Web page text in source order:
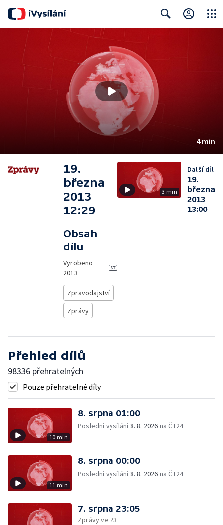
4 min
19.
března
2013
12:29
Obsah
dílu
Vyrobeno
2013
Zpravodajství
Zprávy
3 min
Další díl
19.
března
2013
13:00
Přehled dílů
98336 přehratelných
Pouze přehratelné díly
10 min
8. srpna 01:00
Poslední vysílání8. 8. 2026 na ČT24
11 min
8. srpna 00:00
Poslední vysílání8. 8. 2026 na ČT24
7. srpna 23:05
Zprávy ve 23